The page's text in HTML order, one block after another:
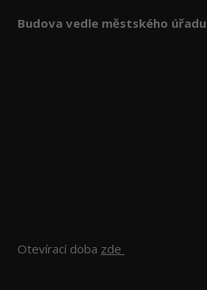
Budova vedle městského úřadu
Otevírací doba zde